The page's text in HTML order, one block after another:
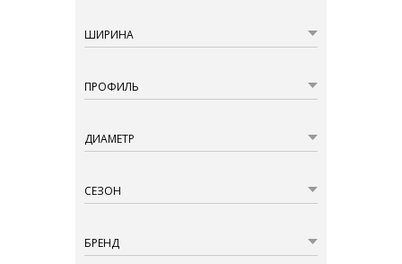
ШИРИНА
ПРОФИЛЬ
ДИАМЕТР
СЕЗОН
БРЕНД